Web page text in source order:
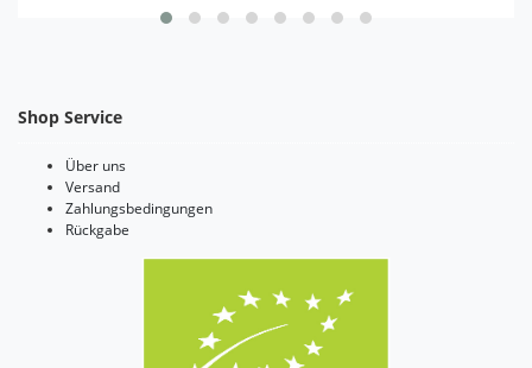
Shop Service
Über uns
Versand
Zahlungsbedingungen
Rückgabe